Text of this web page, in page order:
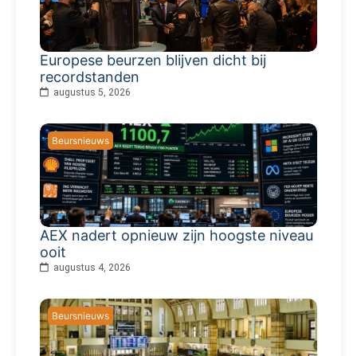
Europese beurzen blijven dicht bij
recordstanden
augustus 5, 2026
Beursnieuws
AEX nadert opnieuw zijn hoogste niveau
ooit
augustus 4, 2026
Beursnieuws